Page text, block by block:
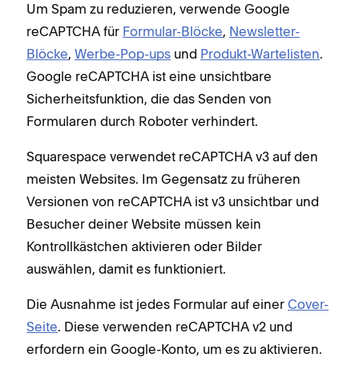
Um Spam zu reduzieren, verwende Google
reCAPTCHA für Formular-Blöcke, Newsletter-
Blöcke, Werbe-Pop-ups und Produkt-Wartelisten.
Google reCAPTCHA ist eine unsichtbare
Sicherheitsfunktion, die das Senden von
Formularen durch Roboter verhindert.
Squarespace verwendet reCAPTCHA v3 auf den
meisten Websites. Im Gegensatz zu früheren
Versionen von reCAPTCHA ist v3 unsichtbar und
Besucher deiner Website müssen kein
Kontrollkästchen aktivieren oder Bilder
auswählen, damit es funktioniert.
Die Ausnahme ist jedes Formular auf einer Cover-
Seite. Diese verwenden reCAPTCHA v2 und
erfordern ein Google-Konto, um es zu aktivieren.